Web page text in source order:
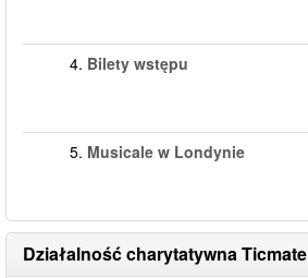
4. Bilety wstępu
5. Musicale w Londynie
Działalność charytatywna Ticmate